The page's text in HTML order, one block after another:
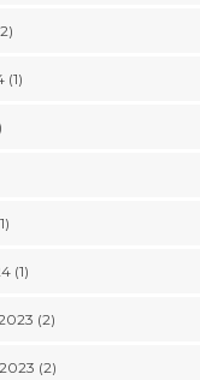
(1)
(1)
(2)
(2)